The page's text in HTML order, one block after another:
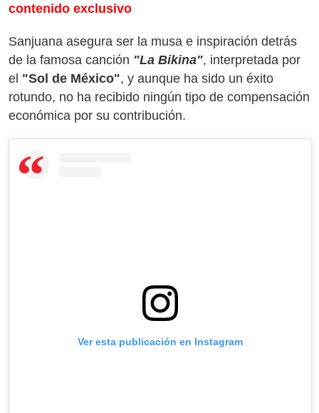
contenido exclusivo
Sanjuana asegura ser la musa e inspiración detrás
de la famosa canción "La Bikina", interpretada por
el "Sol de México", y aunque ha sido un éxito
rotundo, no ha recibido ningún tipo de compensación
económica por su contribución.
Ver esta publicación en Instagram